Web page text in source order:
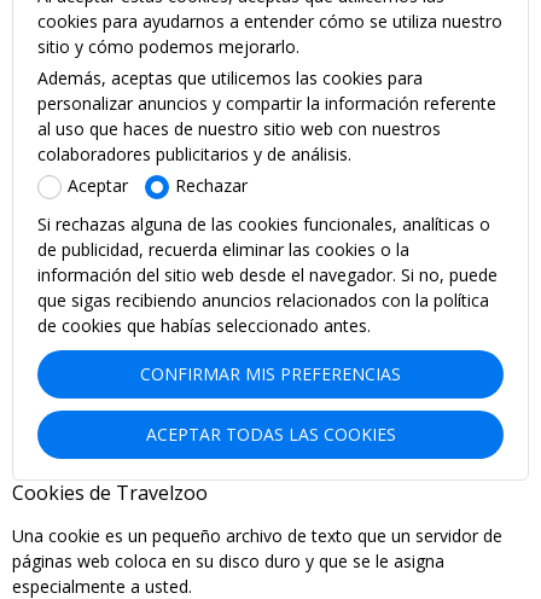
cookies para ayudarnos a entender cómo se utiliza nuestro
sitio y cómo podemos mejorarlo.
Además, aceptas que utilicemos las cookies para
personalizar anuncios y compartir la información referente
al uso que haces de nuestro sitio web con nuestros
colaboradores publicitarios y de análisis.
Aceptar
Rechazar
Si rechazas alguna de las cookies funcionales, analíticas o
de publicidad, recuerda eliminar las cookies o la
información del sitio web desde el navegador. Si no, puede
que sigas recibiendo anuncios relacionados con la política
de cookies que habías seleccionado antes.
CONFIRMAR MIS PREFERENCIAS
ACEPTAR TODAS LAS COOKIES
Cookies de Travelzoo
Una cookie es un pequeño archivo de texto que un servidor de
páginas web coloca en su disco duro y que se le asigna
especialmente a usted.